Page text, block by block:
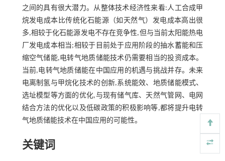
之间的具有很大潜力。从整体技术经济性来看:人工合成甲
烷发电成本比传统化石能源（如天然气）发电成本高出很
多,相较于化石能源发电不存在竞争性,但与当前太阳能热电
厂发电成本相当;相较于目前处于应用阶段的抽水蓄能和压
缩空气储能,电转气地质储能技术仍需要相当的投资成本。
当前,电转气地质储能在中国应用的机遇与挑战并存。未来
电离制氢与甲烷化技术的创新,系统能效、地质储能模式、
选址模型等方面的优化,与现有储气库、天然气管网、电网
结合方法的优化以及低碳政策的积极影响等,都将提升电转
气地质储能技术在中国应用的可能性。
关键词